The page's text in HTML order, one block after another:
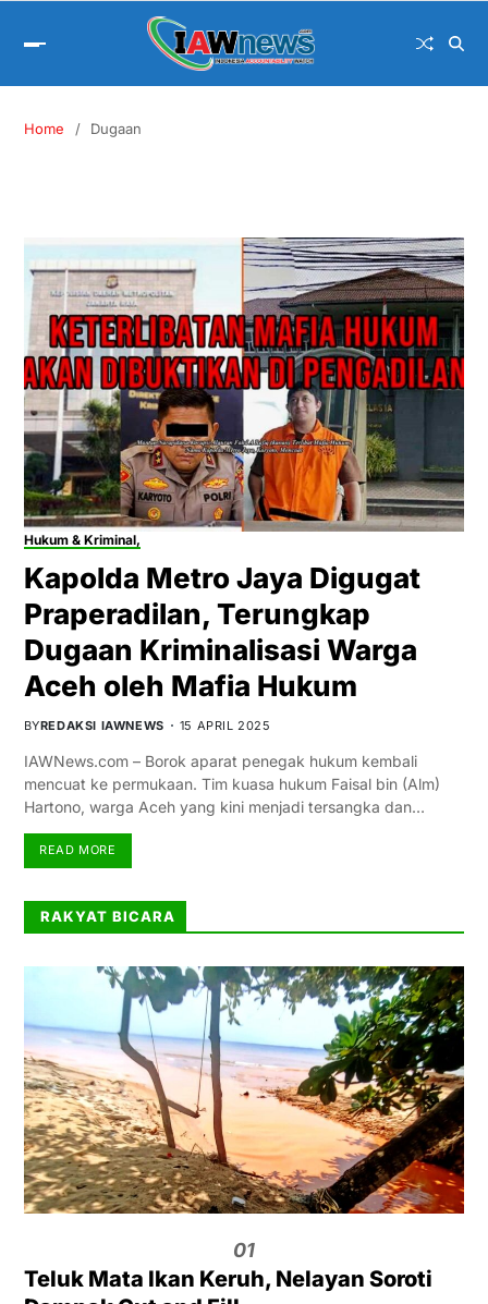
Home Dugaan
Hukum & Kriminal,
Kapolda Metro Jaya Digugat
Praperadilan, Terungkap
Dugaan Kriminalisasi Warga
Aceh oleh Mafia Hukum
BYREDAKSI IAWNEWS 15 APRIL 2025
IAWNews.com – Borok aparat penegak hukum kembali
mencuat ke permukaan. Tim kuasa hukum Faisal bin (Alm)
Hartono, warga Aceh yang kini menjadi tersangka dan…
READ MORE
RAKYAT BICARA
01
Teluk Mata Ikan Keruh, Nelayan Soroti